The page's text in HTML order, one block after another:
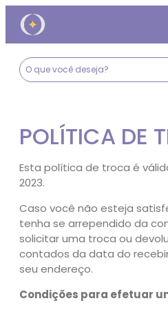
P
e
a
POLÍTICA DE
Esta política de troca é
2023.
Caso você não esteja
tenha se arrependido da
solicitar uma troca ou
contados da data do
seu endereço.
Condições para efetuar